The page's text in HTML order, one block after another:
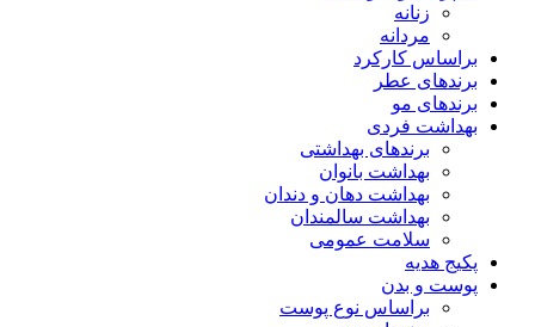
زنانه
مردانه
براساس کارکرد
برندهای عطر
برندهای مو
بهداشت فردی
برندهای بهداشتی
بهداشت بانوان
بهداشت دهان و دندان
بهداشت سالمندان
سلامت عمومی
پکیج هدیه
پوست و بدن
براساس نوع پوست